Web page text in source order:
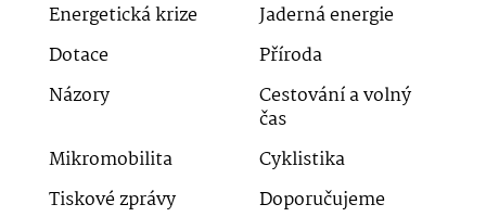
Energetická krize
Jaderná energie
Dotace
Příroda
Názory
Cestování a volný
čas
Mikromobilita
Cyklistika
Tiskové zprávy
Doporučujeme